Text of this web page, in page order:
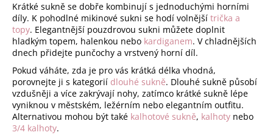
Krátké sukně se dobře kombinují s jednoduchými horními
díly. K pohodlné mikinové sukni se hodí volnější trička a
topy. Elegantnější pouzdrovou sukni můžete doplnit
hladkým topem, halenkou nebo kardiganem. V chladnějších
dnech přidejte punčochy a vrstvený horní díl.
Pokud váháte, zda je pro vás krátká délka vhodná,
porovnejte ji s kategorií dlouhé sukně. Dlouhé sukně působí
vzdušněji a více zakrývají nohy, zatímco krátké sukně lépe
vyniknou v městském, ležérním nebo elegantním outfitu.
Alternativou mohou být také kalhotové sukně, kalhoty nebo
3/4 kalhoty.